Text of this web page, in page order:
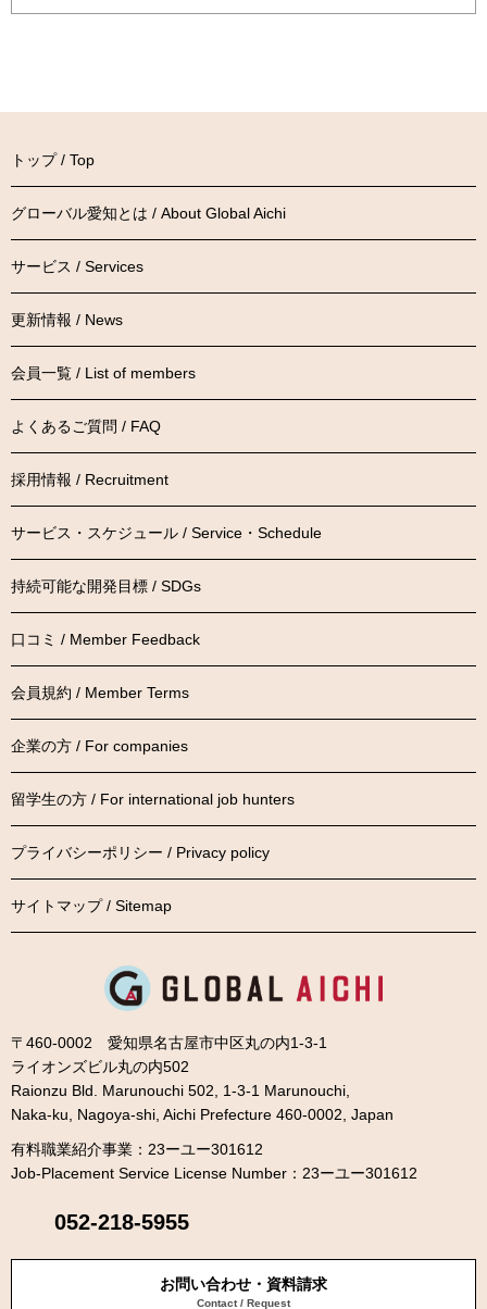
トップ / Top
グローバル愛知とは / About Global Aichi
サービス / Services
更新情報 / News
会員一覧 / List of members
よくあるご質問 / FAQ
採用情報 / Recruitment
サービス・スケジュール / Service・Schedule
持続可能な開発目標 / SDGs
口コミ / Member Feedback
会員規約 / Member Terms
企業の方 / For companies
留学生の方 / For international job hunters
プライバシーポリシー / Privacy policy
サイトマップ / Sitemap
〒460-0002 愛知県名古屋市中区丸の内1-3-1
ライオンズビル丸の内502
Raionzu Bld. Marunouchi 502, 1-3-1 Marunouchi,
Naka-ku, Nagoya-shi, Aichi Prefecture 460-0002, Japan
有料職業紹介事業：23ーユー301612
Job-Placement Service License Number：23ーユー301612
052-218-5955
お問い合わせ・資料請求
Contact / Request